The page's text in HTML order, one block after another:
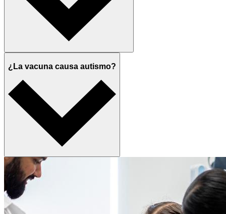
¿La vacuna causa autismo?